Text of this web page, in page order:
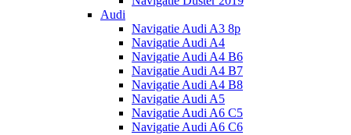
Audi
Navigatie Audi A3 8p
Navigatie Audi A4
Navigatie Audi A4 B6
Navigatie Audi A4 B7
Navigatie Audi A4 B8
Navigatie Audi A5
Navigatie Audi A6 C5
Navigatie Audi A6 C6